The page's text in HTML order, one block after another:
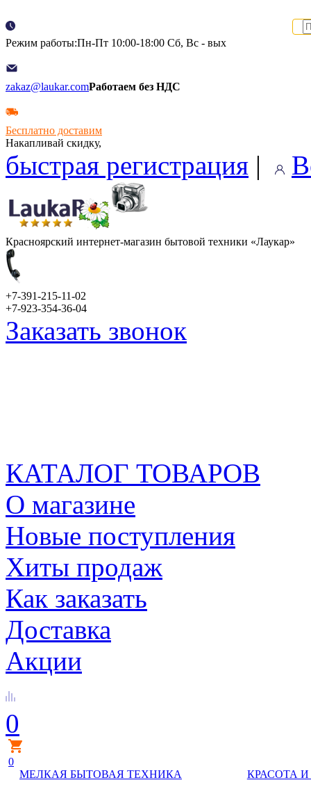
Режим работы:Пн-Пт 10:00-18:00 Сб, Вс - вых
zakaz@laukar.comРаботаем без НДС
Бесплатно доставим
Накапливай скидку,
быстрая регистрация |
Красноярский интернет-магазин бытовой техники «Лаукар»
+7-391-215-11-02
+7-923-354-36-04
Заказать звонок
КАТАЛОГ ТОВАРОВ
О магазине
Новые поступления
Хиты продаж
Как заказать
Доставка
Акции
0
0
МЕЛКАЯ БЫТОВАЯ ТЕХНИКА
КРАСОТА И